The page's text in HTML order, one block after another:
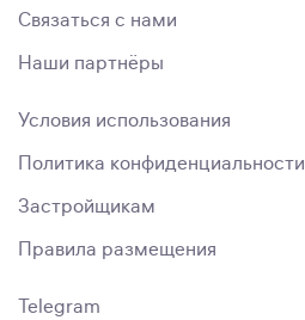
Связаться с нами
Наши партнёры
Условия использования
Политика конфиденциальности
Застройщикам
Правила размещения
Telegram